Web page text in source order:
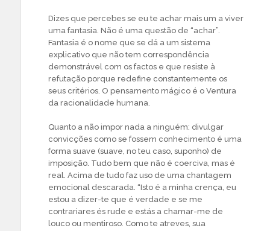
Dizes que percebes se eu te achar mais um a viver
uma fantasia. Não é uma questão de “achar”.
Fantasia é o nome que se dá a um sistema
explicativo que não tem correspondência
demonstrável com os factos e que resiste à
refutação porque redefine constantemente os
seus critérios. O pensamento mágico é o Ventura
da racionalidade humana.
Quanto a não impor nada a ninguém: divulgar
convicções como se fossem conhecimento é uma
forma suave (suave, no teu caso, suponho) de
imposição. Tudo bem que não é coerciva, mas é
real. Acima de tudo faz uso de uma chantagem
emocional descarada. “Isto é a minha crença, eu
estou a dizer-te que é verdade e se me
contrariares és rude e estás a chamar-me de
louco ou mentiroso. Como te atreves, sua